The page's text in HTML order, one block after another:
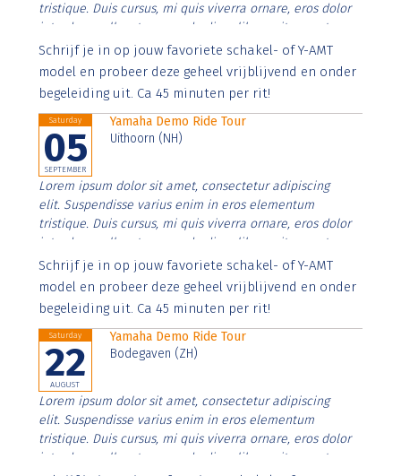
tristique. Duis cursus, mi quis viverra ornare, eros dolor
interdum nulla, ut commodo diam libero vitae erat.
Aenean faucibus nibh et justo cursus id rutrum lorem
imperdiet. Nunc ut sem vitae risus tristique posuere.
Schrijf je in op jouw favoriete schakel- of Y-AMT
model en probeer deze geheel vrijblijvend en onder
begeleiding uit. Ca 45 minuten per rit!
Saturday
05
SEPTEMBER
Yamaha Demo Ride Tour
Uithoorn (NH)
Lorem ipsum dolor sit amet, consectetur adipiscing
elit. Suspendisse varius enim in eros elementum
tristique. Duis cursus, mi quis viverra ornare, eros dolor
interdum nulla, ut commodo diam libero vitae erat.
Aenean faucibus nibh et justo cursus id rutrum lorem
imperdiet. Nunc ut sem vitae risus tristique posuere.
Schrijf je in op jouw favoriete schakel- of Y-AMT
model en probeer deze geheel vrijblijvend en onder
begeleiding uit. Ca 45 minuten per rit!
Saturday
22
AUGUST
Yamaha Demo Ride Tour
Bodegaven (ZH)
Lorem ipsum dolor sit amet, consectetur adipiscing
elit. Suspendisse varius enim in eros elementum
tristique. Duis cursus, mi quis viverra ornare, eros dolor
interdum nulla, ut commodo diam libero vitae erat.